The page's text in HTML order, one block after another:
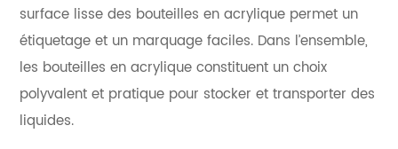
surface lisse des bouteilles en acrylique permet un
étiquetage et un marquage faciles. Dans l’ensemble,
les bouteilles en acrylique constituent un choix
polyvalent et pratique pour stocker et transporter des
liquides.